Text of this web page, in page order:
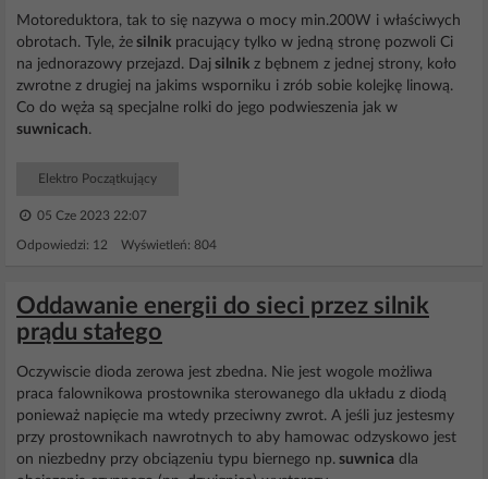
Motoreduktora, tak to się nazywa o mocy min.200W i właściwych
obrotach. Tyle, że silnik pracujący tylko w jedną stronę pozwoli Ci
na jednorazowy przejazd. Daj silnik z bębnem z jednej strony, koło
zwrotne z drugiej na jakims wsporniku i zrób sobie kolejkę linową.
Co do węża są specjalne rolki do jego podwieszenia jak w
suwnicach.
Elektro Początkujący
05 Cze 2023 22:07
Odpowiedzi: 12 Wyświetleń: 804
Oddawanie energii do sieci przez silnik
prądu stałego
Oczywiscie dioda zerowa jest zbedna. Nie jest wogole możliwa
praca falownikowa prostownika sterowanego dla układu z diodą
ponieważ napięcie ma wtedy przeciwny zwrot. A jeśli juz jestesmy
przy prostownikach nawrotnych to aby hamowac odzyskowo jest
on niezbedny przy obciązeniu typu biernego np. suwnica dla